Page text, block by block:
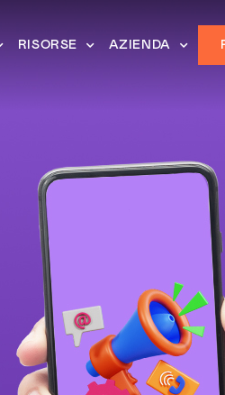
RISORSE AZIENDA